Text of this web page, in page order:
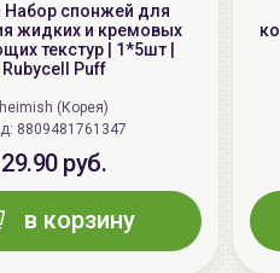
Набор спонжей для
жидких и кремовых
текстур | 1*5шт |
Rubycell Puff
heimish (Корея)
Код: 8809481761347
29.90 руб.
в корзину